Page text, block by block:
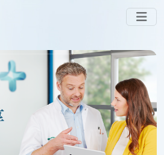
銷售點 搜索
中被消化，唔易形成難以被吸收
#天然多